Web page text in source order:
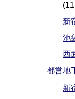
新
池
西
都営地
新